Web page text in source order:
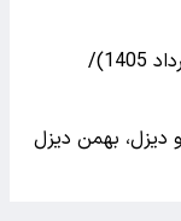
طرح جدید پیش فروش خودرو کوییک (مرداد 1405)/
دیزل، بهمن دیزل